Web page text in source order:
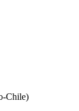
Chile)